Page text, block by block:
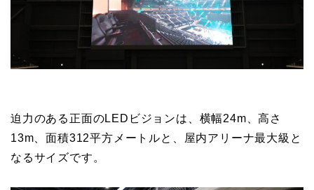
迫力のある正面のLEDビジョンは、横幅24m、高さ
13m、面積312平方メートルと、屋内アリーナ最大級と
なるサイズです。